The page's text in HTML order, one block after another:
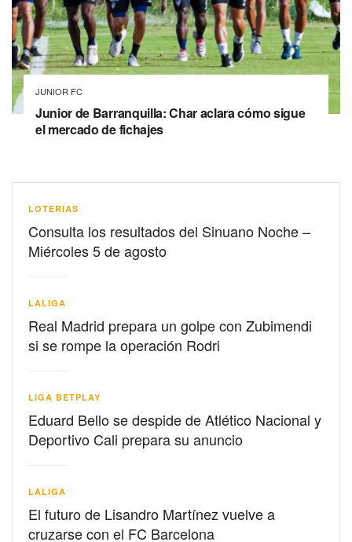
JUNIOR FC
Junior de Barranquilla: Char aclara cómo sigue
el mercado de fichajes
LOTERIAS
Consulta los resultados del Sinuano Noche –
Miércoles 5 de agosto
LALIGA
Real Madrid prepara un golpe con Zubimendi
si se rompe la operación Rodri
LIGA BETPLAY
Eduard Bello se despide de Atlético Nacional y
Deportivo Cali prepara su anuncio
LALIGA
El futuro de Lisandro Martínez vuelve a
cruzarse con el FC Barcelona